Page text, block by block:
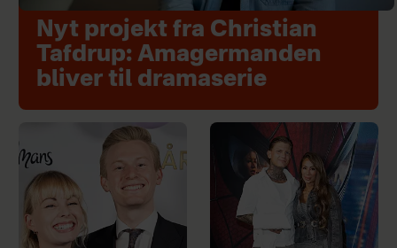
Nyt projekt fra Christian
Tafdrup: Amagermanden
bliver til dramaserie